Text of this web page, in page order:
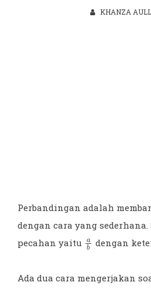
KHANZA
Perbandingan adalah
dengan cara yang
pecahan yaitu a
b dengan
Ada dua cara mengerjakan